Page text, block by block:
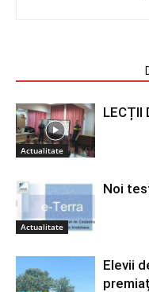
Actualitate
LECȚII
Actualitate
Noi
Elevii